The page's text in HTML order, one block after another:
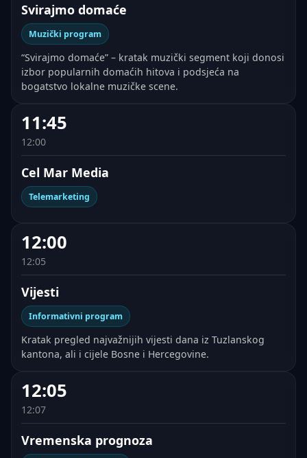
Svirajmo domaće
Muzički program
“Svirajmo domaće” – kratak muzički segment koji donosi
izbor popularnih domaćih hitova i podsjeća na
bogatstvo lokalne muzičke scene.
11:45
12:00
Cel Mar Media
Telemarketing
12:00
12:05
Vijesti
Informativni program
Kratak pregled najvažnijih vijesti dana iz Tuzlanskog
kantona, ali i cijele Bosne i Hercegovine.
12:05
12:07
Vremenska prognoza